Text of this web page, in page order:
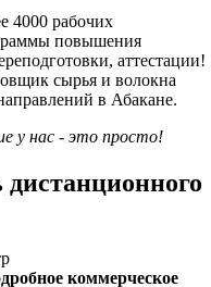
4000 рабочих
повышения
аттестации!
сырья и волокна
в Абакане.
у нас - это просто!
дистанционного
коммерческое